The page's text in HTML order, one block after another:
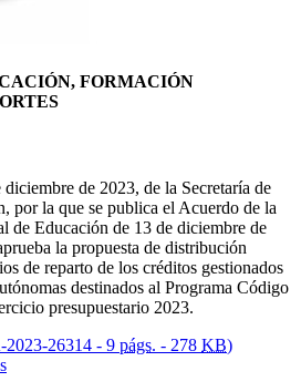
FORMACIÓN
de 2023, de la Secretaría de
por la que se publica el Acuerdo de la
de Educación de 13 de diciembre de
la propuesta de distribución
de reparto de los créditos gestionados
destinados al Programa Código
presupuestario 2023.
26314 - 9 págs. - 278 KB)